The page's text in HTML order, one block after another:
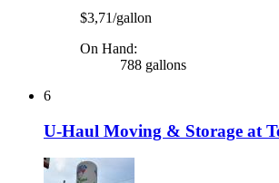
$3,71/gallon
On Hand:
788 gallons
6
U-Haul Moving & Storage at